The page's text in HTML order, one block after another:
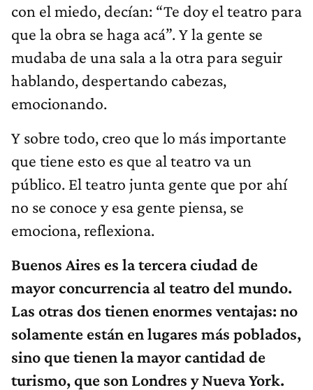
con el miedo, decían: “Te doy el teatro para
que la obra se haga acá”. Y la gente se
mudaba de una sala a la otra para seguir
hablando, despertando cabezas,
emocionando.
Y sobre todo, creo que lo más importante
que tiene esto es que al teatro va un
público. El teatro junta gente que por ahí
no se conoce y esa gente piensa, se
emociona, reflexiona.
Buenos Aires es la tercera ciudad de
mayor concurrencia al teatro del mundo.
Las otras dos tienen enormes ventajas: no
solamente están en lugares más poblados,
sino que tienen la mayor cantidad de
turismo, que son Londres y Nueva York.